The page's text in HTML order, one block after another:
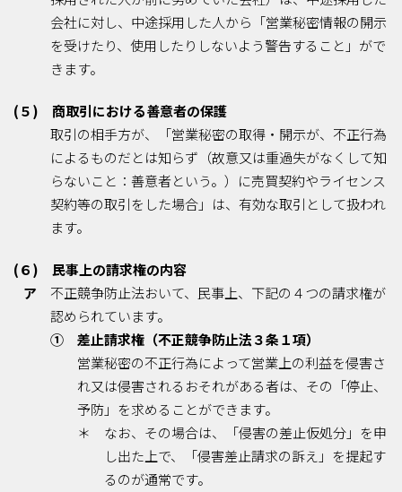
会社に対し、中途採用した人から「営業秘密情報の開示
を受けたり、使用したりしないよう警告すること」がで
きます。
(５) 商取引における善意者の保護
取引の相手方が、「営業秘密の取得・開示が、不正行為
によるものだとは知らず（故意又は重過失がなくして知
らないこと：善意者という。）に売買契約やライセンス
契約等の取引をした場合」は、有効な取引として扱われ
ます。
(６) 民事上の請求権の内容
ア 不正競争防止法おいて、民事上、下記の４つの請求権が
認められています。
① 差止請求権（不正競争防止法３条１項）
営業秘密の不正行為によって営業上の利益を侵害さ
れ又は侵害されるおそれがある者は、その「停止、
予防」を求めることができます。
＊ なお、その場合は、「侵害の差止仮処分」を申
し出た上で、「侵害差止請求の訴え」を提起す
るのが通常です。